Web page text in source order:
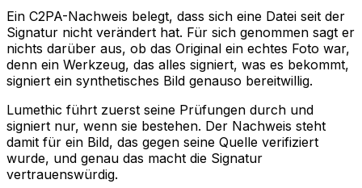
Ein C2PA-Nachweis belegt, dass sich eine Datei seit der
Signatur nicht verändert hat. Für sich genommen sagt er
nichts darüber aus, ob das Original ein echtes Foto war,
denn ein Werkzeug, das alles signiert, was es bekommt,
signiert ein synthetisches Bild genauso bereitwillig.
Lumethic führt zuerst seine Prüfungen durch und
signiert nur, wenn sie bestehen. Der Nachweis steht
damit für ein Bild, das gegen seine Quelle verifiziert
wurde, und genau das macht die Signatur
vertrauenswürdig.